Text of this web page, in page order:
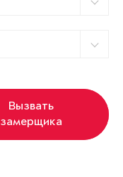
Вызвать
замерщика